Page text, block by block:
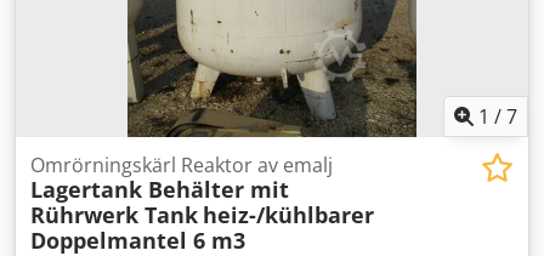
1 /7
Omrörningskärl Reaktor av emalj
Lagertank Behälter mit
Rührwerk Tank heiz-/kühlbarer
Doppelmantel 6 m3